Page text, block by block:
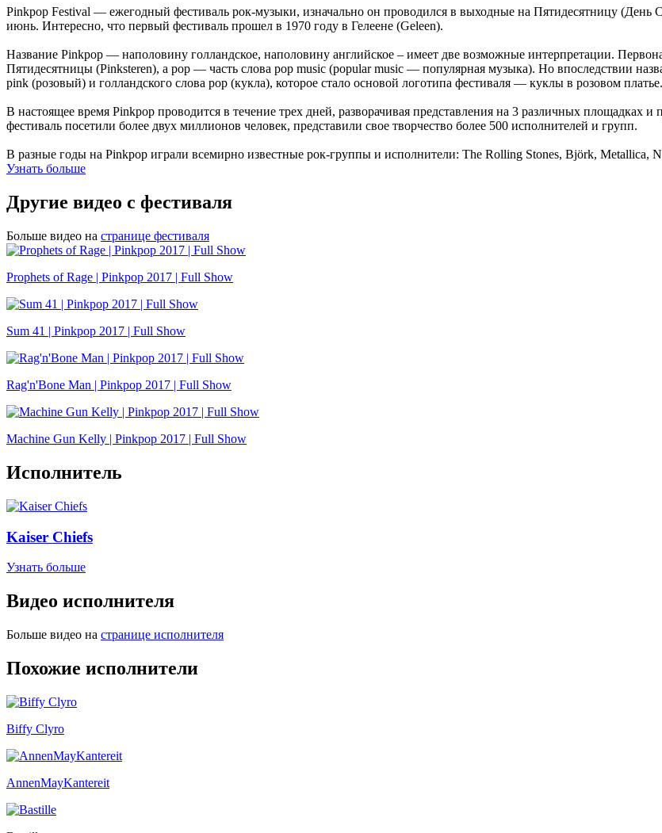
Pinkpop Festival — ежегодный фестиваль рок-музыки, изначально он проводился в выходные на Пятидесятницу (День
июнь. Интересно, что первый фестиваль прошел в 1970 году в Гелеене (Geleen).
Название Pinkpop — наполовину голландское, наполовину английское – имеет две возможные интерпретации.
Пятидесятницы (Pinksteren), а pop — часть слова pop music (popular music — популярная музыка). Но впоследствии
pink (розовый) и голландского слова pop (кукла), которое стало основой логотипа фестиваля — куклы в розовом платье.
В настоящее время Pinkpop проводится в течение трех дней, разворачивая представления на 3 различных площадках
фестиваль посетили более двух миллионов человек, представили свое творчество более 500 исполнителей и групп.
В разные годы на Pinkpop играли всемирно известные рок-группы и исполнители: The Rolling Stones, Björk, Metallica,
Узнать больше
Другие видео с фестиваля
Больше видео на странице фестиваля
Prophets of Rage | Pinkpop 2017 | Full Show
Sum 41 | Pinkpop 2017 | Full Show
Rag'n'Bone Man | Pinkpop 2017 | Full Show
Machine Gun Kelly | Pinkpop 2017 | Full Show
Исполнитель
Kaiser Chiefs
Узнать больше
Видео исполнителя
Больше видео на странице исполнителя
Похожие исполнители
Biffy Clyro
AnnenMayKantereit